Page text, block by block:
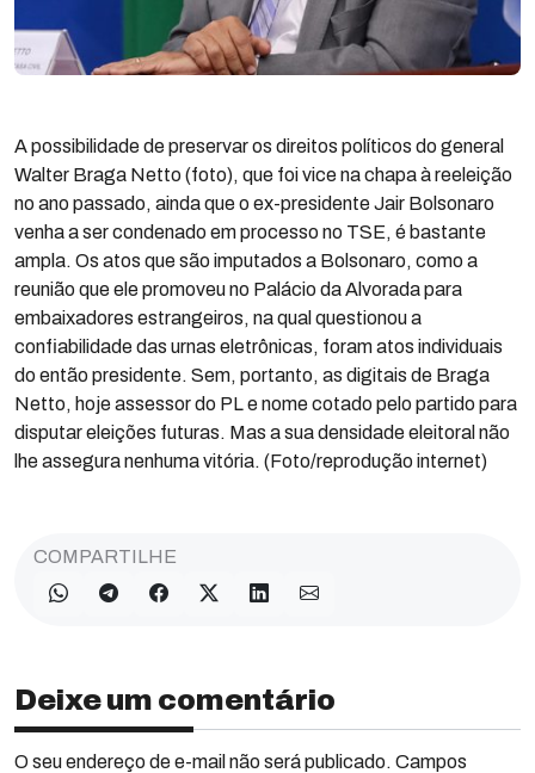
A possibilidade de preservar os direitos políticos do general
Walter Braga Netto (foto), que foi vice na chapa à reeleição
no ano passado, ainda que o ex-presidente Jair Bolsonaro
venha a ser condenado em processo no TSE, é bastante
ampla. Os atos que são imputados a Bolsonaro, como a
reunião que ele promoveu no Palácio da Alvorada para
embaixadores estrangeiros, na qual questionou a
confiabilidade das urnas eletrônicas, foram atos individuais
do então presidente. Sem, portanto, as digitais de Braga
Netto, hoje assessor do PL e nome cotado pelo partido para
disputar eleições futuras. Mas a sua densidade eleitoral não
lhe assegura nenhuma vitória. (Foto/reprodução internet)
COMPARTILHE
Deixe um comentário
O seu endereço de e-mail não será publicado. Campos